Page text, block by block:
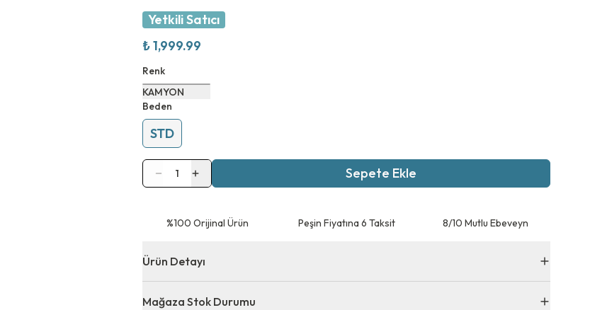
Yetkili Satıcı
₺ 1,999.99
Renk
KAMYON
Beden
STD
1 Sepete Ekle
⁠%100 Orijinal Ürün Peşin Fiyatına 6 Taksit 8/10 Mutlu Ebeveyn
Ürün Detayı
Mağaza Stok Durumu